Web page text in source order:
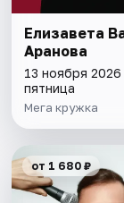
Елизавета
Аранова
13 ноября 2026
пятница
Мега кружка
от 1 680 ₽